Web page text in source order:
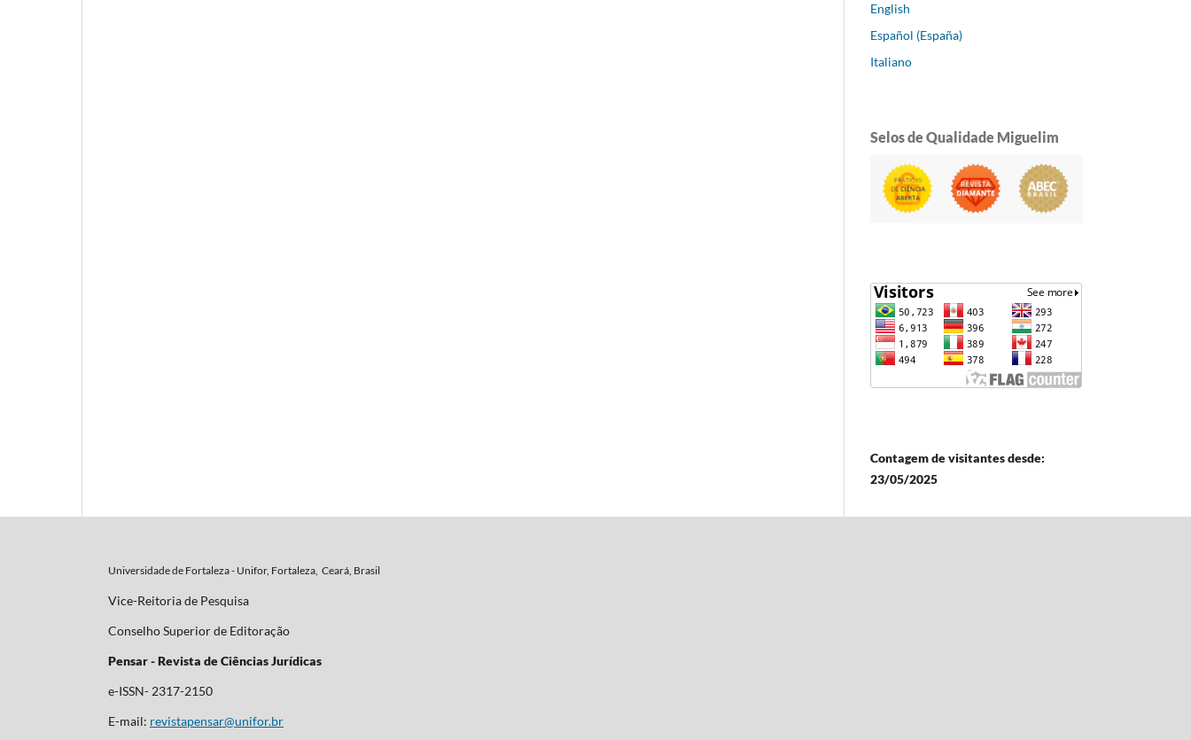
English
Español (España)
Italiano
Selos de Qualidade Miguelim
Contagem de visitantes desde:
23/05/2025
Universidade de Fortaleza - Unifor, Fortaleza, Ceará, Brasil
Vice-Reitoria de Pesquisa
Conselho Superior de Editoração
Pensar - Revista de Ciências Jurídicas
e-ISSN- 2317-2150
E-mail: revistapensar@unifor.br